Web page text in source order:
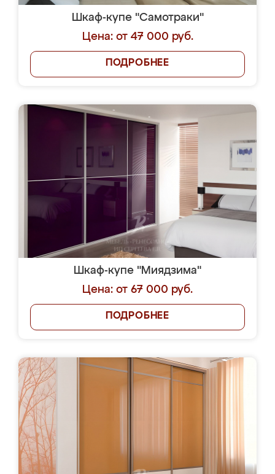
Шкаф-купе "Самотраки"
Цена: от 47 000 руб.
ПОДРОБНЕЕ
Шкаф-купе "Миядзима"
Цена: от 67 000 руб.
ПОДРОБНЕЕ